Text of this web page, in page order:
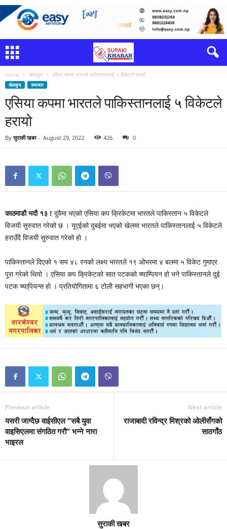
Home खेलकुद एसिया कपमा भारतले पाकिस्तानलाई ५ विकेटले हरायो
खेलकुद समाचार
एसिया कपमा भारतले पाकिस्तानलाई ५ विकेटले
हरायो
By सुराकी खबर- August 29, 2022 426 0
काठमाडौ भदौ १३ ! दुवैमा भएको एसिया कप क्रिकेटमा भारतले पाकिस्तान ५ विकेटले
विजयी सुरुवात गरेको छ । यूएईको दुबईमा भएको खेलमा भारतले पाकिस्तानलाई ५ विकेटले
हराउँदै विजयी सुरुवात गरेको हो ।
पाकिस्तानले दिएको १ सय ४८ रनको लक्ष्य भारतले १९ ओभरमा ४ बलमा ५ विकेट गुमाएर
पूरा गरेको थियो । एसिया कप क्रिकेटको सात पटकको च्याम्पियन हो भने पाकिस्तानले दुई
पटक च्या्पियन्स हाे । प्रतियोगितामा ६ टोली सहभागी भएका छन्।
Previous article
यसरी जाग्दैछ वाईसीएल “सबै युवा
वाइसिएलमा संगठित गरौ” भन्ने नारा
भाइरल
Next article
राजाबादी रविन्द्र मिश्रको ओलीसँगको
साठगाँठ
सुराकी खबर